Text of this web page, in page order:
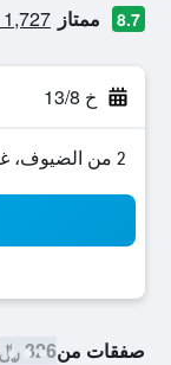
8.7 ممتاز 1,727 من التقييمات تم التحقق منها
خ 13/8
2 من الضيوف، غرفة واحدة
صفقات من326 ﷼